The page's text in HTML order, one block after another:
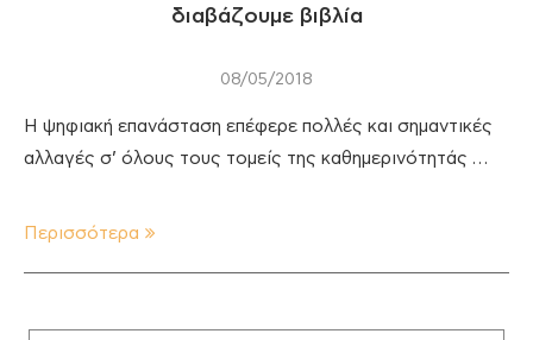
διαβάζουμε βιβλία
08/05/2018
Η ψηφιακή επανάσταση επέφερε πολλές και σημαντικές
αλλαγές σ’ όλους τους τομείς της καθημερινότητάς …
Περισσότερα